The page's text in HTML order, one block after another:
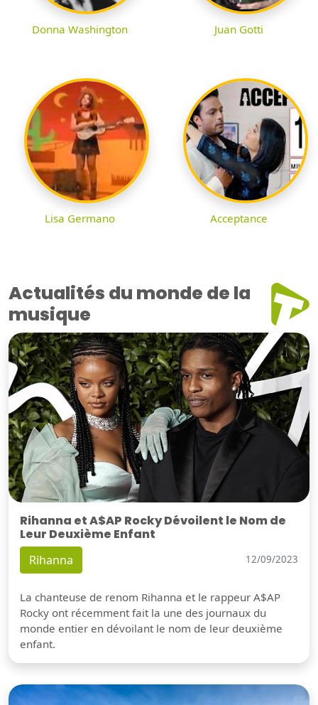
Donna Washington Juan Gotti
Lisa Germano Acceptance
Actualités du monde de la
musique
Rihanna et A$AP Rocky Dévoilent le Nom de
Leur Deuxième Enfant
Rihanna 12/09/2023
La chanteuse de renom Rihanna et le rappeur A$AP
Rocky ont récemment fait la une des journaux du
monde entier en dévoilant le nom de leur deuxième
enfant.